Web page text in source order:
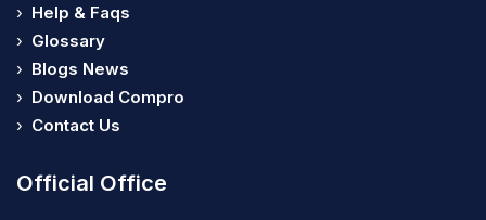
› Help & Faqs
› Glossary
› Blogs News
› Download Compro
› Contact Us
Official Office